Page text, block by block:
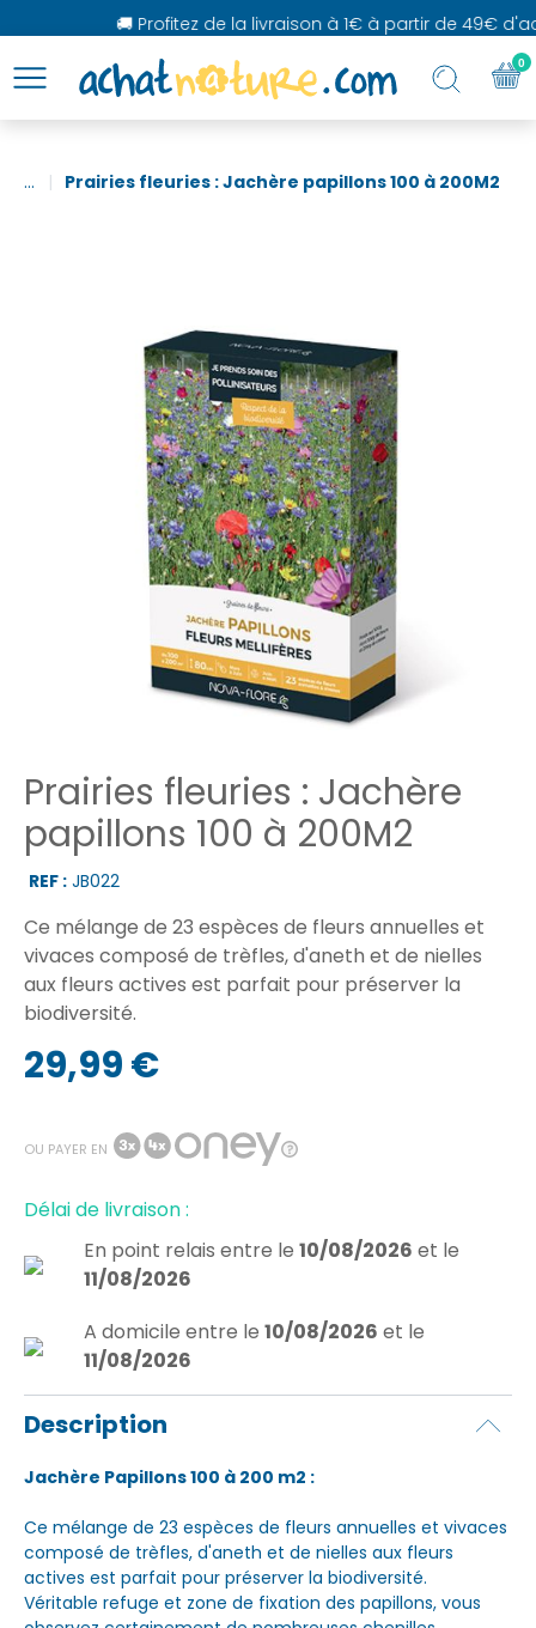
🚚 Profitez de la livraison à 1€ à partir de 49€
... Prairies fleuries : Jachère papillons 100 à 200M2
Prairies fleuries : Jachère
papillons 100 à 200M2
REF : JB022
Ce mélange de 23 espèces de fleurs annuelles et
vivaces composé de trèfles, d'aneth et de nielles
aux fleurs actives est parfait pour préserver la
biodiversité.
29,99 €
OU PAYER EN
Délai de livraison :
En point relais entre le 10/08/2026 et le
11/08/2026
A domicile entre le 10/08/2026 et le
11/08/2026
Description
Jachère Papillons 100 à 200 m2 :
Ce mélange de 23 espèces de fleurs annuelles et vivaces
composé de trèfles, d'aneth et de nielles aux fleurs
actives est parfait pour préserver la biodiversité.
Véritable refuge et zone de fixation des papillons, vous
0